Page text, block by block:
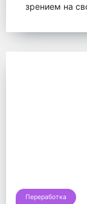
зрением на
Переработка